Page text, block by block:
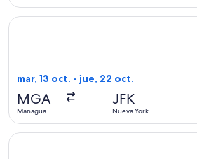
mar, 13 oct. - jue, 22 oct.
MGA
Managua
JFK
Nueva York
Seleccionar vuelo de American
Seleccionar vuelo de avianca, con